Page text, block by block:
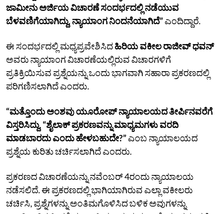
ಜಾಮೀನು ಅರ್ಜಿಯ ವಿಚಾರಣೆ ಸಂದರ್ಭದಲ್ಲಿ ನಡೆಯುವ
ಬೆಳವಣಿಗೆಯಾಗಿದ್ದು, ನ್ಯಾಯಾಂಗ ನಿಂದನೆಯಾಗಿದೆ”ಎಂದಿದ್ದಾರೆ.
ಈ ಸಂದರ್ಭದಲ್ಲಿ ಮಧ್ಯಪ್ರವೇಶಿಸಿದಹಿರಿಯ ವಕೀಲ ರಾಜೀವ್ ಧವನ್
ಅವರು ನ್ಯಾಯಾಂಗ ವಿಚಾರಣೆಯಲ್ಲಿರುವ ವಿಚಾರಗಳಿಗೆ
ಪ್ರತಿಕ್ರಿಯಿಸುವ ಪ್ರಶ್ನೆಯನ್ನು ಒಂದು ಭಾಗವಾಗಿ ಸಹಾರಾ ಪ್ರಕರಣದಲ್ಲಿ
ಪರಿಗಣಿಸಲಾಗಿದೆ ಎಂದರು.
“ಮತ್ತೊಂದು ಅಂಶವು ಯೂರೋಪ್‌ ನ್ಯಾಯಾಲಯದ ತೀರ್ಪಿನವರೆಗೆ
ವಿಸ್ತರಿಸಿದ್ದು, “ಶೈಲಾಕ್ ಪ್ರಕರಣವನ್ನು ಮಾಧ್ಯಮಗಳು ವರದಿ
ಮಾಡಬಾರದು ಎಂದು ಹೇಳಬಹುದೇ?”ಎಂಬ ನ್ಯಾಯಾಲಯದ
ಪ್ರಶ್ನೆಯ ಕುರಿತು ಚರ್ಚಿಸಲಾಗಿದೆ ಎಂದರು.
ಪ್ರಕರಣದ ವಿಚಾರಣೆಯನ್ನು ನವೆಂಬರ್ 4ರಂದು ನ್ಯಾಯಾಲಯ
ನಡೆಸಲಿದೆ. ಈ ಪ್ರಕರಣದಲ್ಲಿ ಭಾಗಿಯಾಗಿರುವ ಎಲ್ಲಾ ವಕೀಲರು
ಚರ್ಚಿಸಿ, ಪ್ರಶ್ನೆಗಳನ್ನು ಅಂತಿಮಗೊಳಿಸಿದ ಬಳಿಕ ಅವುಗಳನ್ನು